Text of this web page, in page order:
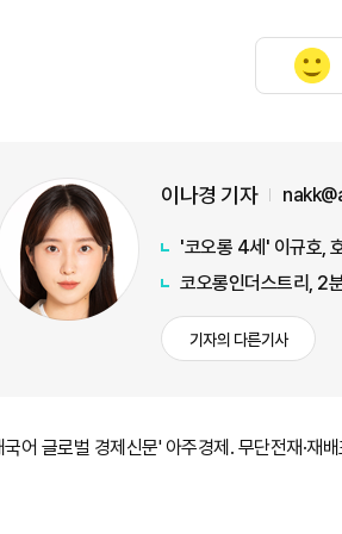
이나경 기자
'코오롱 4세' 이규호,
코오롱인더스트리, 2
기자의 다른기사
어 글로벌 경제신문' 아주경제. 무단전재·재배